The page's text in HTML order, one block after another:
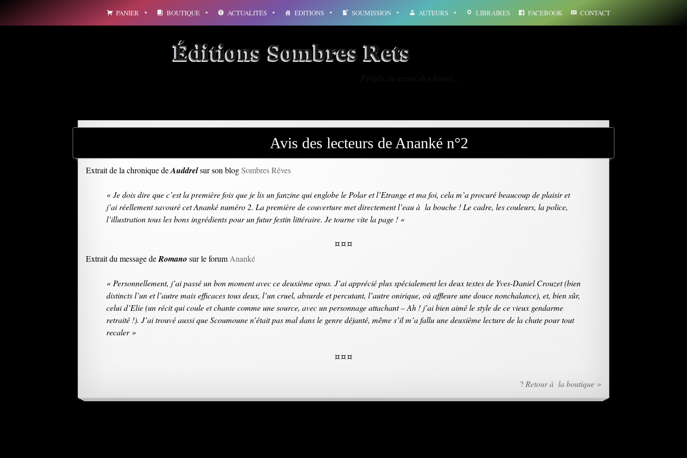
PANIER BOUTIQUE ACTUALITÉS ÉDITIONS SOUMISSION AUTEURS LIBRAIRES FACEBOOK CONTACT
Éditions Sombres Rets
Avis des lecteurs de Ananké n°2
Extrait de la chronique deAuddrelsur son blogSombres Rêves
« Je dois dire que c’est la première fois que je lis un fanzine qui englobe le Polar et l’Etrange et ma foi, cela m’a procuré beaucoup de plaisir et
j’ai réellement savouré cet Ananké numéro 2. La première de couverture met directement l’eau à la bouche ! Le cadre, les couleurs, la police,
l’illustration tous les bons ingrédients pour un futur festin littéraire. Je tourne vite la page ! «
¤ ¤ ¤
Extrait du message deRomano sur le forum Ananké
« Personnellement, j’ai passé un bon moment avec ce deuxième opus. J’ai apprécié plus spécialement les deux textes de Yves-Daniel Crouzet (bien
distincts l’un et l’autre mais efficaces tous deux, l’un cruel, absurde et percutant, l’autre onirique, où affleure une douce nonchalance), et, bien sûr,
celui d’Elie (un récit qui coule et chante comme une source, avec un personnage attachant – Ah ! j’ai bien aimé le style de ce vieux gendarme
retraité !). J’ai trouvé aussi que Scoumoune n’était pas mal dans le genre déjanté, même s’il m’a fallu une deuxième lecture de la chute pour tout
recaler »
¤ ¤ ¤
? Retour à la boutique »